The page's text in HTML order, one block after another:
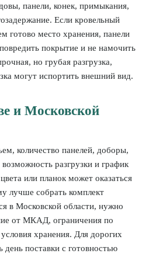
панели, конек, примыкания,
Если кровельный
готово место хранения, панели
покрытие и не намочить
но грубая разгрузка,
могут испортить внешний вид.
и Московской
количество панелей, доборы,
разгрузки и график
или планок может оказаться
лучше собрать комплект
в Московской области, нужно
от МКАД, ограничения по
хранения. Для дорогих
день поставки с готовностью